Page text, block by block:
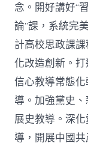
念。開好講好“
論”課，系統完
計高校思政課
化改造創新。
信心教導常態
導。加強黨史
展史教導。深
導，開展中國